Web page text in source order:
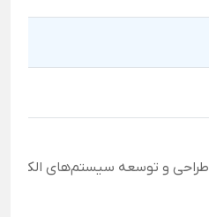
طراحی و توسعه سیستم‌های